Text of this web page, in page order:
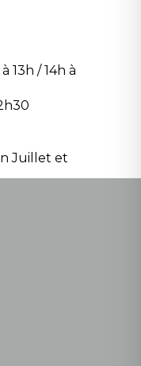
13h / 14h à
Juillet et